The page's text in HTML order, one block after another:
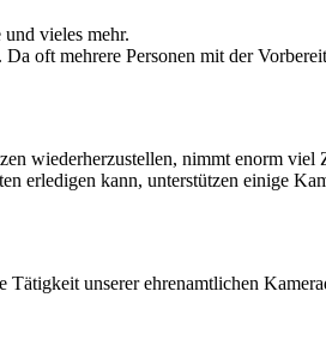
vieles mehr.
oft mehrere Personen mit der
wiederherzustellen, nimmt enorm
erledigen kann, unterstützen einige
unserer ehrenamtlichen